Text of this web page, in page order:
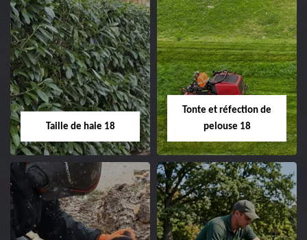
Elagage d'arbre 18
Entreprise élagage
d'arbre 18 Cher tel:
02.52.56.49.40
Abattage d'arbres
18
Entreprise abattage
Taille de haie 18
Taille de haie 18
Tonte et réfection de
pelouse 18
Tonte et réfection